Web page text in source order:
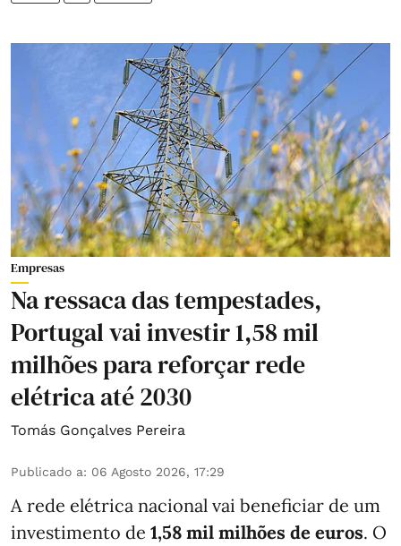
Empresas
Na ressaca das tempestades,
Portugal vai investir 1,58 mil
milhões para reforçar rede
elétrica até 2030
Tomás Gonçalves Pereira
Publicado a: 06 Agosto 2026, 17:29
A rede elétrica nacional vai beneficiar de um
investimento de 1,58 mil milhões de euros. O